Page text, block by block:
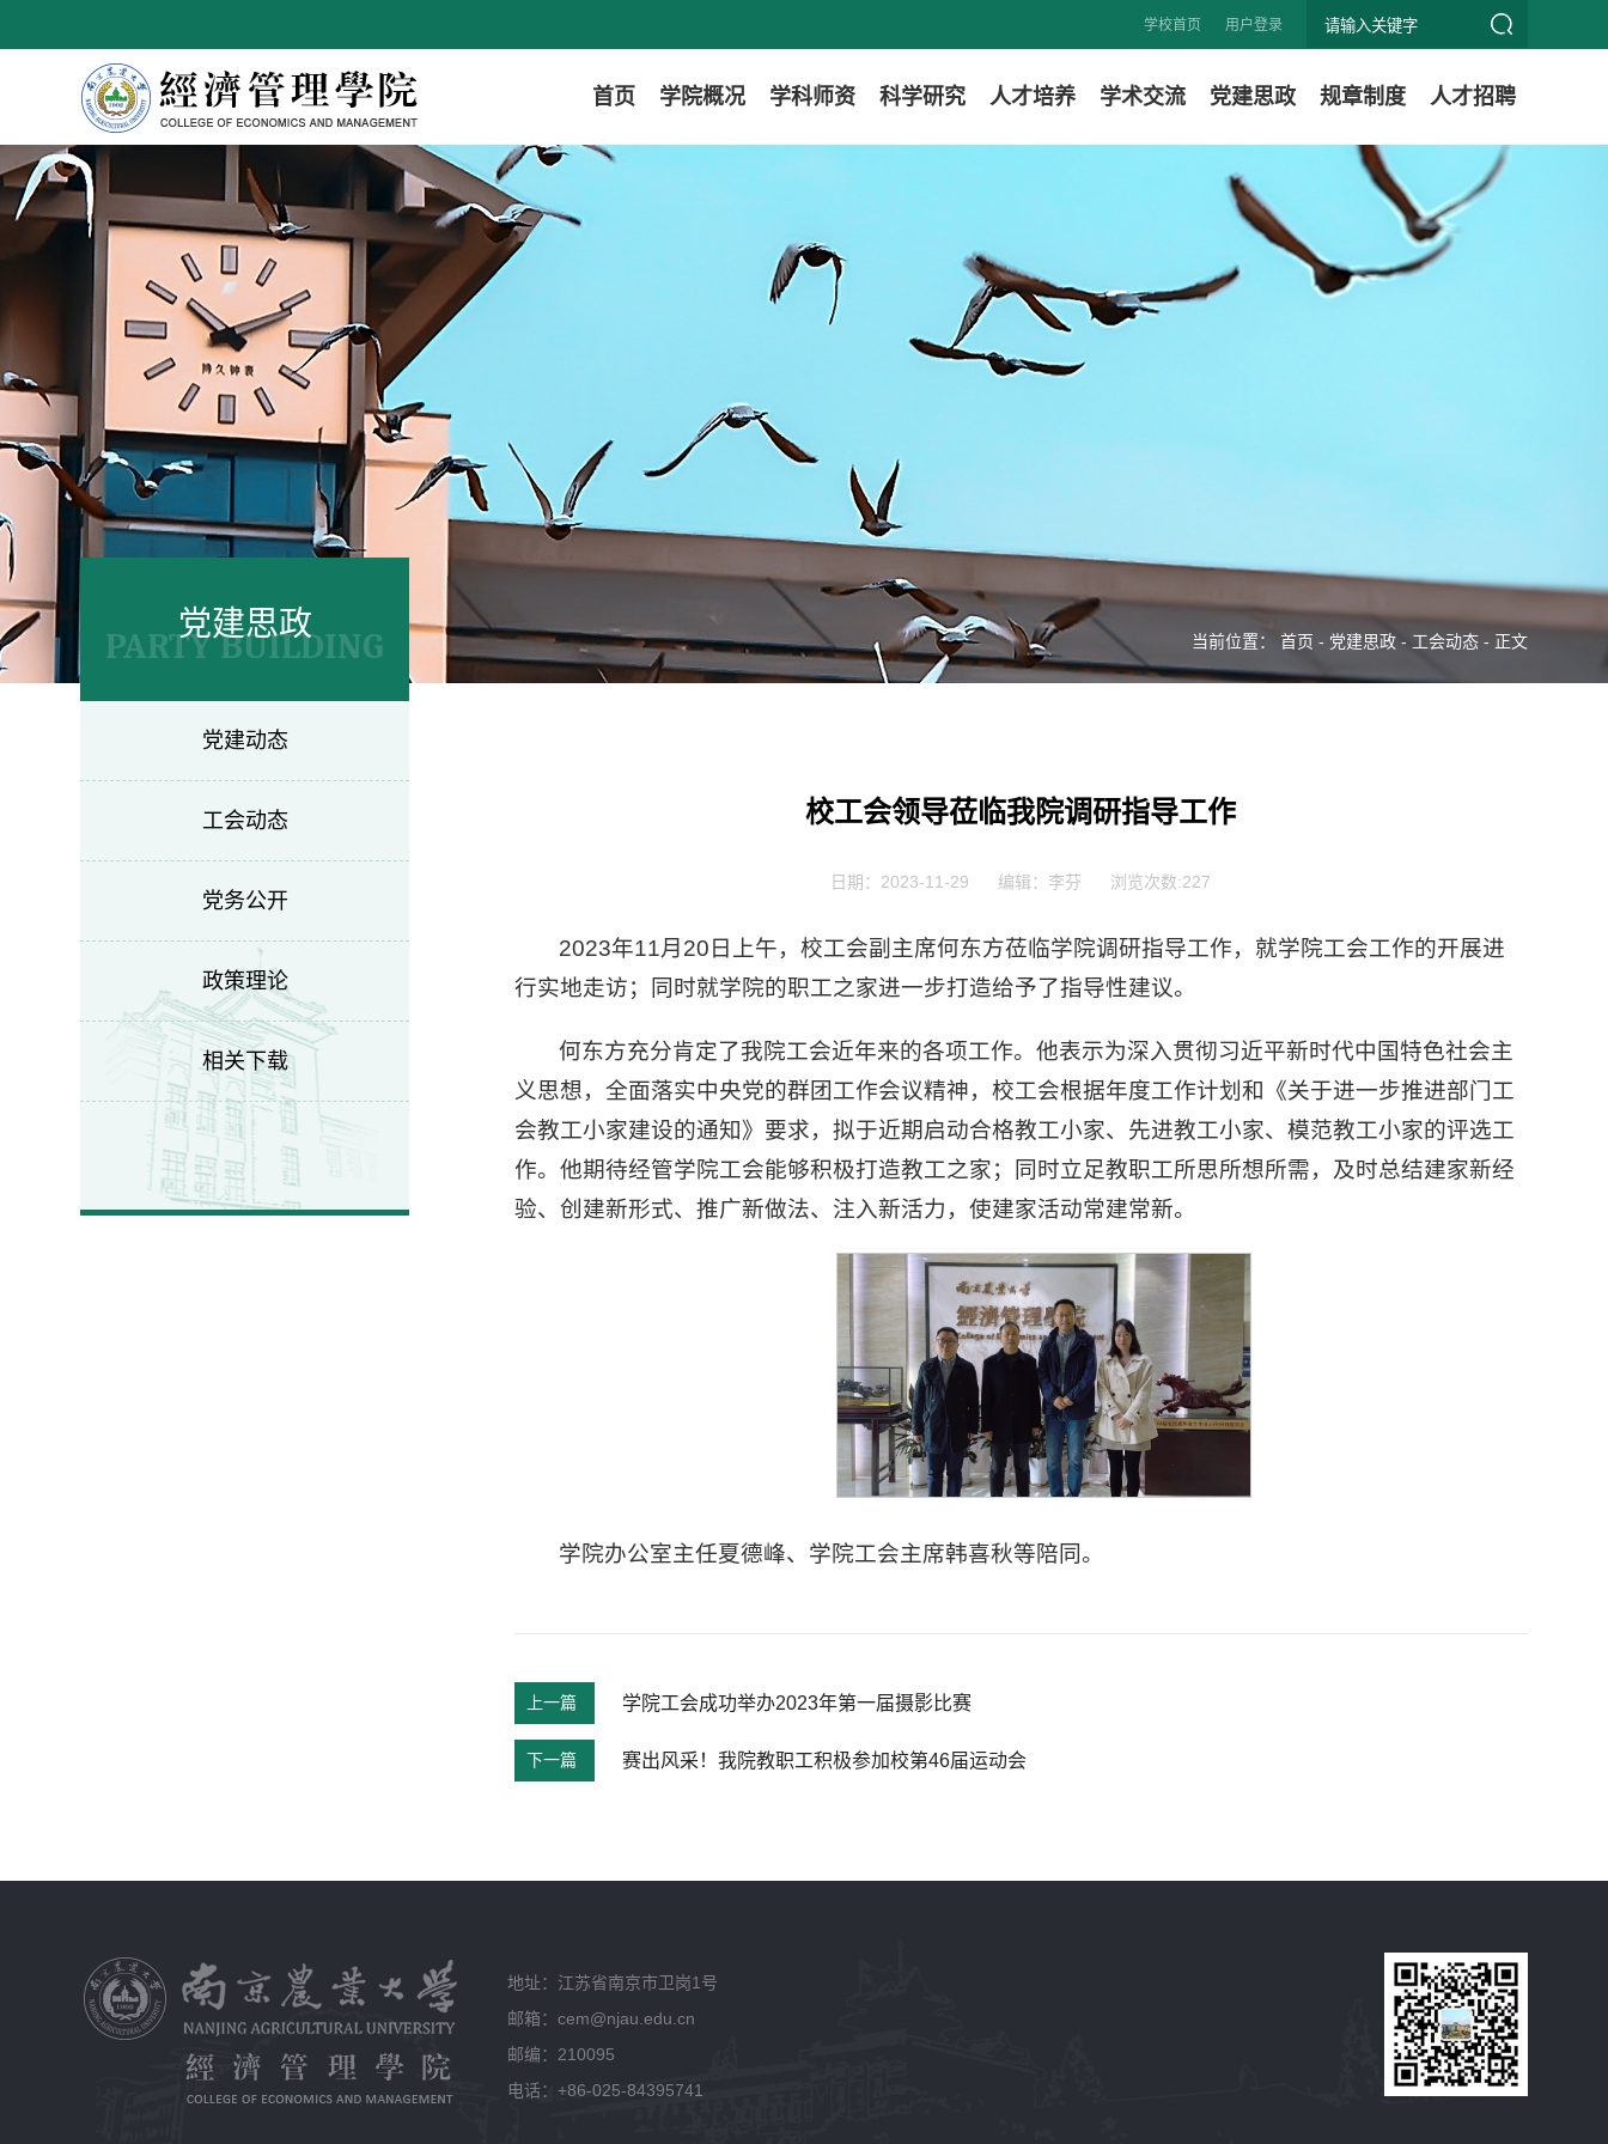
学校首页 用户登录
首页 学院概况 学科师资 科学研究 人才培养 学术交流 党建思政 规章制度 人才招聘
党建思政
PARTY BUILDING
党建动态
工会动态
党务公开
政策理论
相关下载
当前位置： 首页 - 党建思政- 工会动态- 正文
校工会领导莅临我院调研指导工作
日期：2023-11-29 编辑：李芬 浏览次数:227
2023年11月20日上午，校工会副主席何东方莅临学院调研指导工作，就学院工会工作的开展进
行实地走访；同时就学院的职工之家进一步打造给予了指导性建议。
何东方充分肯定了我院工会近年来的各项工作。他表示为深入贯彻习近平新时代中国特色社会主
义思想，全面落实中央党的群团工作会议精神，校工会根据年度工作计划和《关于进一步推进部门工
会教工小家建设的通知》要求，拟于近期启动合格教工小家、先进教工小家、模范教工小家的评选工
作。他期待经管学院工会能够积极打造教工之家；同时立足教职工所思所想所需，及时总结建家新经
验、创建新形式、推广新做法、注入新活力，使建家活动常建常新。
学院办公室主任夏德峰、学院工会主席韩喜秋等陪同。
上一篇 学院工会成功举办2023年第一届摄影比赛
下一篇 赛出风采！我院教职工积极参加校第46届运动会
地址：江苏省南京市卫岗1号
邮箱：cem@njau.edu.cn
邮编：210095
电话：+86-025-84395741